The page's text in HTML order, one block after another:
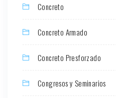
Concreto
Concreto Armado
Concreto Presforzado
Congresos y Seminarios